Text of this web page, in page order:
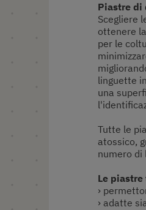
Piastre di
Scegliere
ottenere
per le
linguette
una
Tutte le
atossico,
numero di
Le
›
› adatte